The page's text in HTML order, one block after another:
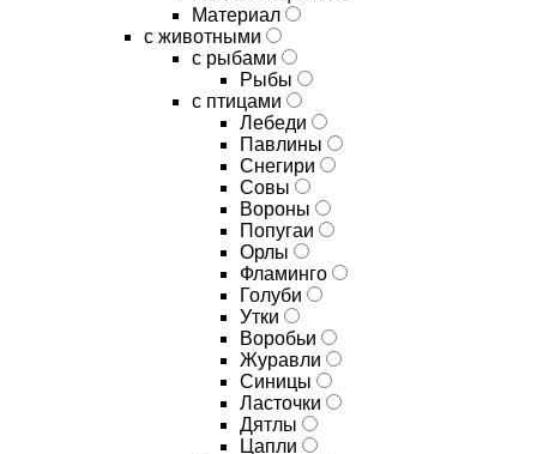
Материал
с животными
с рыбами
Рыбы
с птицами
Лебеди
Павлины
Снегири
Совы
Вороны
Попугаи
Орлы
Фламинго
Голуби
Утки
Воробьи
Журавли
Синицы
Ласточки
Дятлы
Цапли